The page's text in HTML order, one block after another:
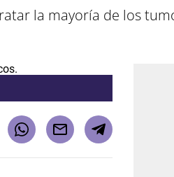
la mayoría de los